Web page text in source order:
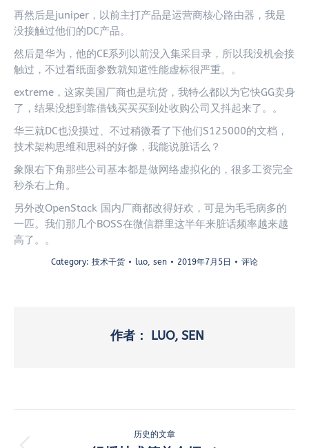
再然后是juniper，以前主打产品是运营商核心路由器，我是
没接触过他们的DC产品。
然后是华为，他的CE系列以前没入集采目录，所以我没机会接
触过，不过看纸面参数就知道性能虚标很严重。。
extreme，这家美国厂商也是坑货，我特么都以为它快GG卖身
了，结果没想到靠借钱买买买到处收购公司又抖起来了。。
华三就DC也没摸过、不过稍微看了下他们S125000的文档，
技术架构思维和思科的好像，我能说脏话么？
象限右下角那些公司基本都是做网络虚拟化的，很多工资完全
秒杀右上角。
另外改OpenStack 国内厂商都改得好欢，可是为毛毛病多的
一匹。我们那几个BOSS在微信群里这半年来脏话频率越来越
高了。。
Category: 技术干货 luo, sen 2019年7月5日 评论
作者： LUO, SEN
历史的文章